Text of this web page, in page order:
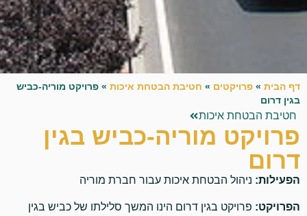
דף הבית » פרויקטים » חטיבת הבטחת איכות » פרויקט מוריה-כביש
בגין דרום
חטיבת הבטחת איכות
פרויקט מוריה-כביש בגין
דרום
הפעילות: ניהול הבטחת איכות עבור חברת מוריה
הפרויקט: פרויקט בגין דרום הינו המשך סלילתו של כביש בגין